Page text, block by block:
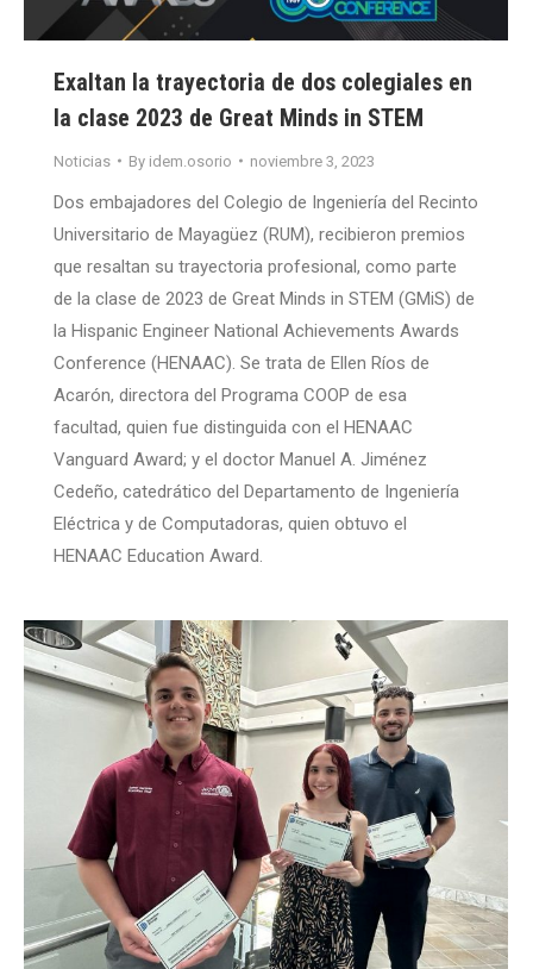
Exaltan la trayectoria de dos colegiales en
la clase 2023 de Great Minds in STEM
Noticias By idem.osorio noviembre 3, 2023
Dos embajadores del Colegio de Ingeniería del Recinto
Universitario de Mayagüez (RUM), recibieron premios
que resaltan su trayectoria profesional, como parte
de la clase de 2023 de Great Minds in STEM (GMiS) de
la Hispanic Engineer National Achievements Awards
Conference (HENAAC). Se trata de Ellen Ríos de
Acarón, directora del Programa COOP de esa
facultad, quien fue distinguida con el HENAAC
Vanguard Award; y el doctor Manuel A. Jiménez
Cedeño, catedrático del Departamento de Ingeniería
Eléctrica y de Computadoras, quien obtuvo el
HENAAC Education Award.